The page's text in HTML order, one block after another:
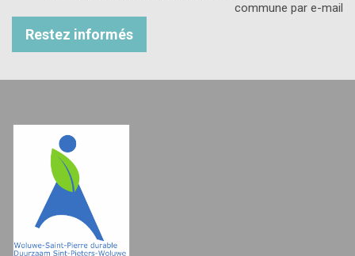
commune par e-mail
Restez informés